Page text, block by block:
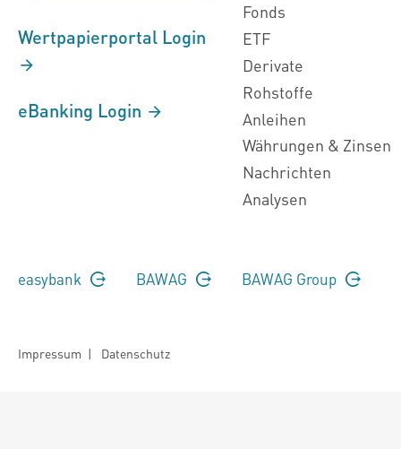
Wertpapierportal Login
eBanking Login
Fonds
ETF
Derivate
Rohstoffe
Anleihen
Währungen & Zinsen
Nachrichten
Analysen
easybank BAWAG BAWAG Group
Impressum | Datenschutz